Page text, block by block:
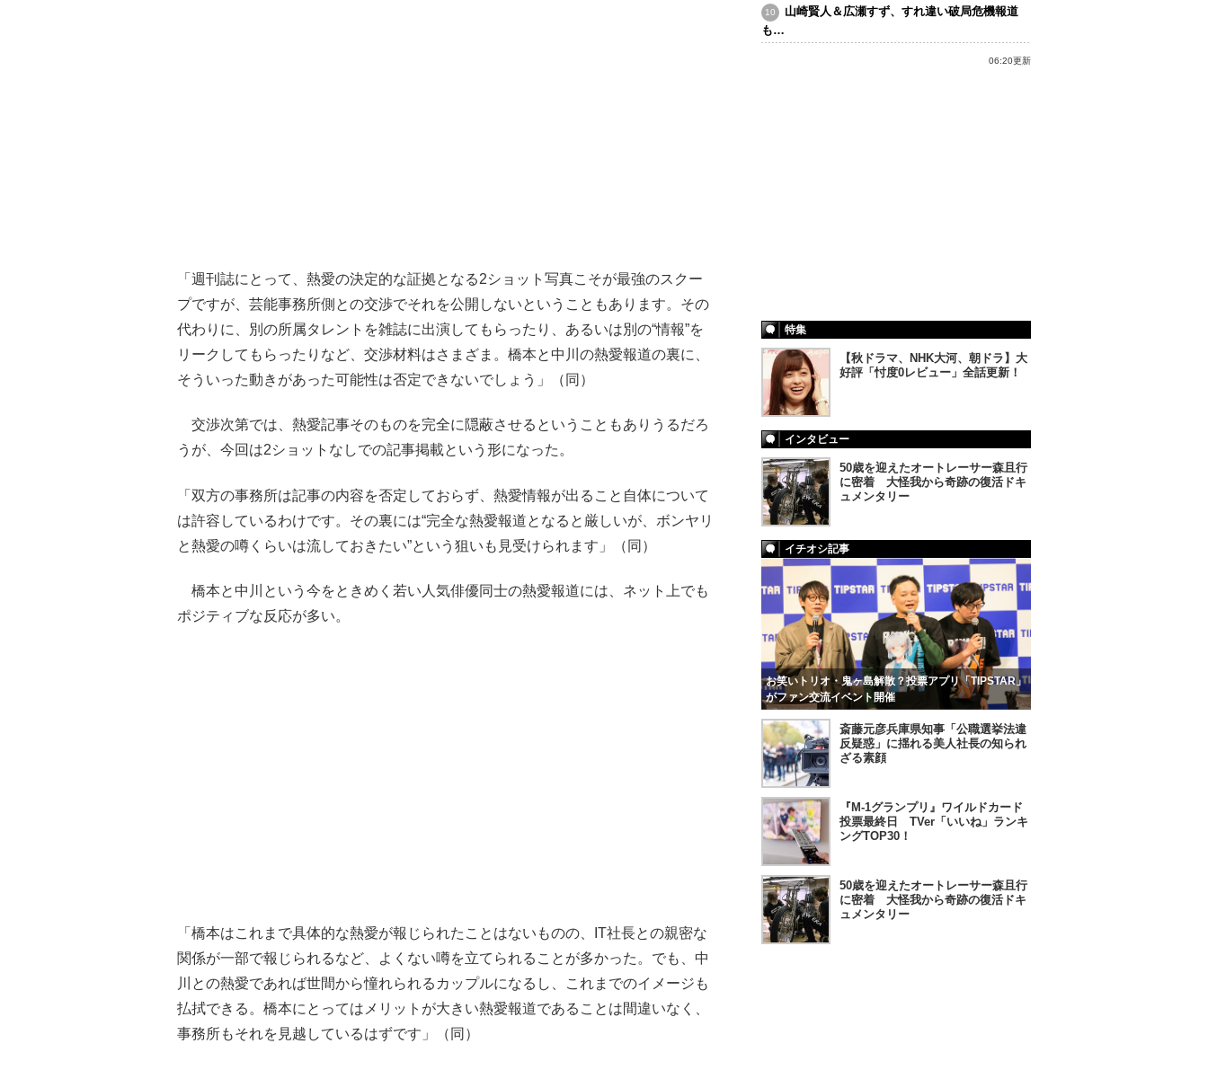
「週刊誌にとって、熱愛の決定的な証拠となる2ショット写真こそが最強のスクー
プですが、芸能事務所側との交渉でそれを公開しないということもあります。その
代わりに、別の所属タレントを雑誌に出演してもらったり、あるいは別の“情報”を
リークしてもらったりなど、交渉材料はさまざま。橋本と中川の熱愛報道の裏に、
そういった動きがあった可能性は否定できないでしょう」（同）
交渉次第では、熱愛記事そのものを完全に隠蔽させるということもありうるだろ
うが、今回は2ショットなしでの記事掲載という形になった。
「双方の事務所は記事の内容を否定しておらず、熱愛情報が出ること自体について
は許容しているわけです。その裏には“完全な熱愛報道となると厳しいが、ボンヤリ
と熱愛の噂くらいは流しておきたい”という狙いも見受けられます」（同）
橋本と中川という今をときめく若い人気俳優同士の熱愛報道には、ネット上でも
ポジティブな反応が多い。
「橋本はこれまで具体的な熱愛が報じられたことはないものの、IT社長との親密な
関係が一部で報じられるなど、よくない噂を立てられることが多かった。でも、中
川との熱愛であれば世間から憧れられるカップルになるし、これまでのイメージも
払拭できる。橋本にとってはメリットが大きい熱愛報道であることは間違いなく、
事務所もそれを見越しているはずです」（同）
山崎賢人＆広瀬すず、すれ違い破局危機報道
も…
06:20更新
特集
【秋ドラマ、NHK大河、朝ドラ】大
好評「忖度0レビュー」全話更新！
インタビュー
50歳を迎えたオートレーサー森且行
に密着 大怪我から奇跡の復活ドキ
ュメンタリー
イチオシ記事
お笑いトリオ・鬼ヶ島解散？投票アプリ「TIPSTAR」
がファン交流イベント開催
斎藤元彦兵庫県知事「公職選挙法違
反疑惑」に揺れる美人社長の知られ
ざる素顔
『M-1グランプリ』ワイルドカード
投票最終日 TVer「いいね」ランキ
ングTOP30！
50歳を迎えたオートレーサー森且行
に密着 大怪我から奇跡の復活ドキ
ュメンタリー